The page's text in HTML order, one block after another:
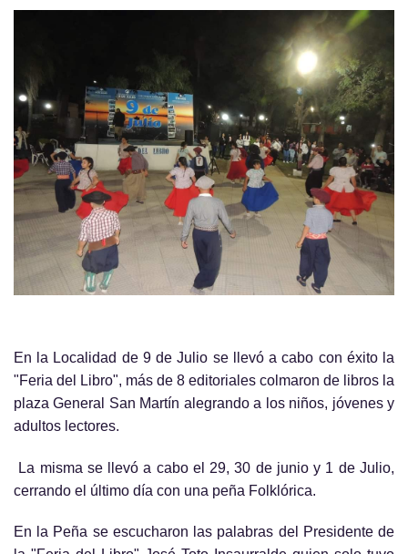
En la Localidad de 9 de Julio se llevó a cabo con éxito la
"Feria del Libro", más de 8 editoriales colmaron de libros la
plaza General San Martín alegrando a los niños, jóvenes y
adultos lectores.
La misma se llevó a cabo el 29, 30 de junio y 1 de Julio,
cerrando el último día con una peña Folklórica.
En la Peña se escucharon las palabras del Presidente de